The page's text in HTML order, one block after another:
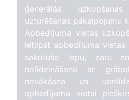
ģenerālās
uzturēšanas pakalpojumu
Apbedījuma vietas
ietilpst apbedījuma vietas
sakritušo lapu, zaru
nolīdzināšana ar
novākšana un
apbedījuma vietai